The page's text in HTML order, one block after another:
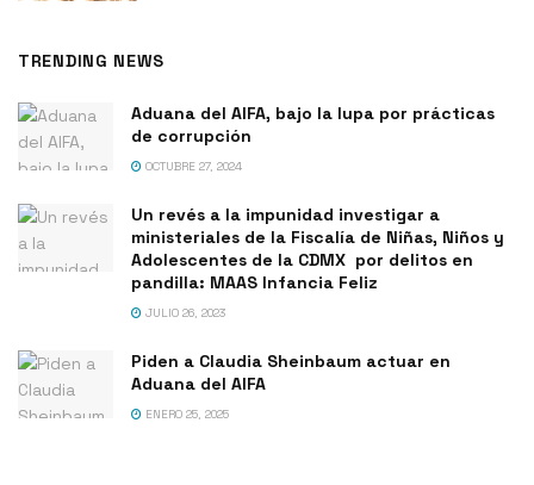
TRENDING NEWS
Aduana del AIFA, bajo la lupa por prácticas
de corrupción
OCTUBRE 27, 2024
Un revés a la impunidad investigar a
ministeriales de la Fiscalía de Niñas, Niños y
Adolescentes de la CDMX por delitos en
pandilla: MAAS Infancia Feliz
JULIO 26, 2023
Piden a Claudia Sheinbaum actuar en
Aduana del AIFA
ENERO 25, 2025